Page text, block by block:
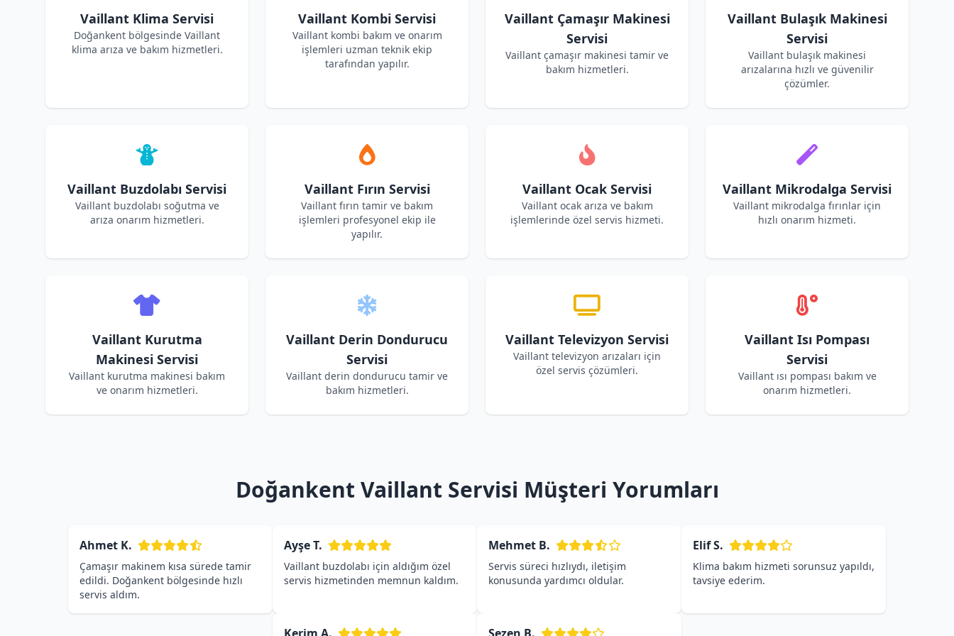
Vaillant Klima Servisi
Doğankent bölgesinde Vaillant
klima arıza ve bakım hizmetleri.
Vaillant Kombi Servisi
Vaillant kombi bakım ve onarım
işlemleri uzman teknik ekip
tarafından yapılır.
Vaillant Çamaşır Makinesi
Servisi
Vaillant çamaşır makinesi tamir ve
bakım hizmetleri.
Vaillant Bulaşık Makinesi
Servisi
Vaillant bulaşık makinesi
arızalarına hızlı ve güvenilir
çözümler.
Vaillant Buzdolabı Servisi
Vaillant buzdolabı soğutma ve
arıza onarım hizmetleri.
Vaillant Fırın Servisi
Vaillant fırın tamir ve bakım
işlemleri profesyonel ekip ile
yapılır.
Vaillant Ocak Servisi
Vaillant ocak arıza ve bakım
işlemlerinde özel servis hizmeti.
Vaillant Mikrodalga Servisi
Vaillant mikrodalga fırınlar için
hızlı onarım hizmeti.
Vaillant Kurutma
Makinesi Servisi
Vaillant kurutma makinesi bakım
ve onarım hizmetleri.
Vaillant Derin Dondurucu
Servisi
Vaillant derin dondurucu tamir ve
bakım hizmetleri.
Vaillant Televizyon Servisi
Vaillant televizyon arızaları için
özel servis çözümleri.
Vaillant Isı Pompası
Servisi
Vaillant ısı pompası bakım ve
onarım hizmetleri.
Doğankent Vaillant Servisi Müşteri Yorumları
Ahmet K.
Çamaşır makinem kısa sürede tamir
edildi. Doğankent bölgesinde hızlı
servis aldım.
Ayşe T.
Vaillant buzdolabı için aldığım özel
servis hizmetinden memnun kaldım.
Mehmet B.
Servis süreci hızlıydı, iletişim
konusunda yardımcı oldular.
Elif S.
Klima bakım hizmeti sorunsuz yapıldı,
tavsiye ederim.